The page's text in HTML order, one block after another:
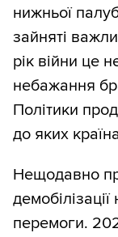
нижньої
зайняті
рік війни це
небажання
Політики
до яких
Нещодавно
перемоги.